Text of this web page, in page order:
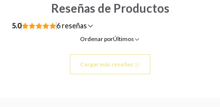
Reseñas de Productos
5.0 6 reseñas
Ordenar porÚltimos
Cargar más reseñas